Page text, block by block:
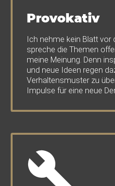
Provokativ
Ich nehme kein Blatt vor
spreche die Themen
meine Meinung. Denn
und neue Ideen regen
Verhaltensmuster zu
Impulse für eine neue